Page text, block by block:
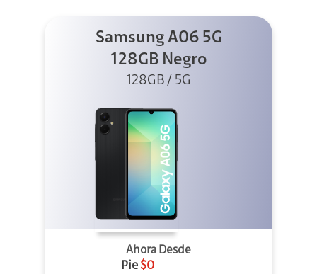
Samsung A06 5G
128GB Negro
128GB / 5G
Ahora Desde
Pie $0